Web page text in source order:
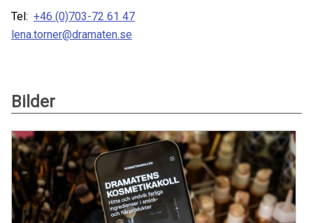
Tel: +46 (0)703-72 61 47
lena.torner@dramaten.se
Bilder